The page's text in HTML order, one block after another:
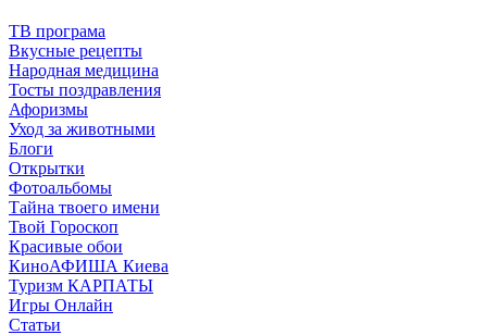
ТВ програма
Вкусные рецепты
Народная медицина
Тосты поздравления
Афоризмы
Уход за животными
Блоги
Открытки
Фотоальбомы
Тайна твоего имени
Твой Гороскоп
Красивые обои
КиноАФИША Киева
Туризм КАРПАТЫ
Игры Онлайн
Статьи